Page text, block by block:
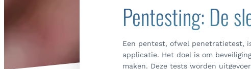
Pentesting: De
Een pentest, ofwel penetratietest,
applicatie. Het doel is om
maken. Deze tests worden